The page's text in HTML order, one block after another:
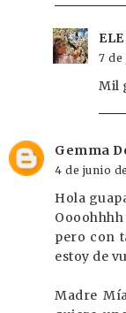
7 de
Mil
Gemma
4 de junio
Hola
pero con
estoy de
Madre